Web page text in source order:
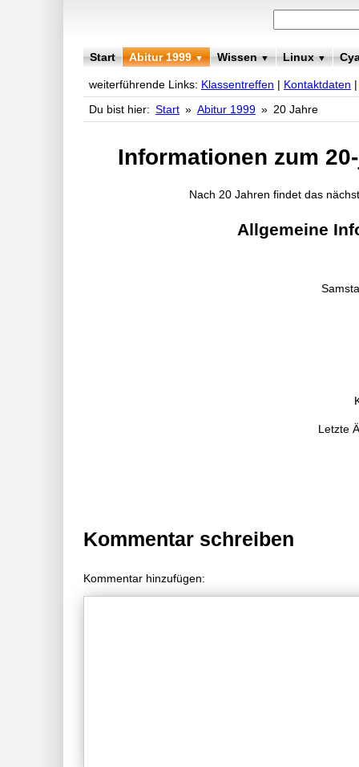
Start Abitur 1999▼ Wissen▼ Linux▼
weiterführende Links: Klassentreffen | Kontaktdaten
Du bist hier: Start » Abitur 1999 » 20 Jahre
Informationen zum
Nach 20 Jahren findet das
Allgemeine
Letzte
Kommentar schreiben
Kommentar hinzufügen: